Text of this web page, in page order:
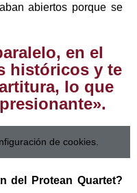
abiertos porque se
en el
históricos y te
lo que
de cookies.
del Protean Quartet?